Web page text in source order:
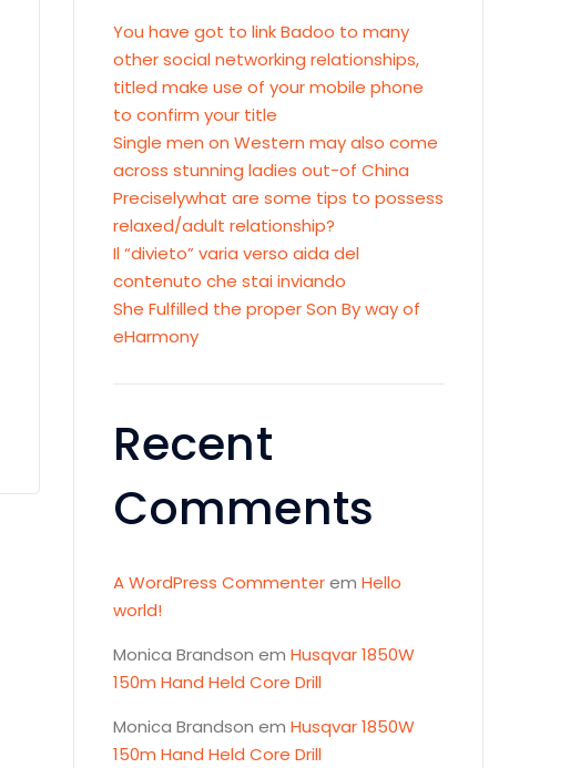
You have got to link Badoo to many
other social networking relationships,
titled make use of your mobile phone
to confirm your title
Single men on Western may also come
across stunning ladies out-of China
Preciselywhat are some tips to possess
relaxed/adult relationship?
Il “divieto” varia verso aida del
contenuto che stai inviando
She Fulfilled the proper Son By way of
eHarmony
Recent
Comments
A WordPress Commenterem Hello
world!
Monica Brandson em Husqvar 1850W
150m Hand Held Core Drill
Monica Brandson em Husqvar 1850W
150m Hand Held Core Drill